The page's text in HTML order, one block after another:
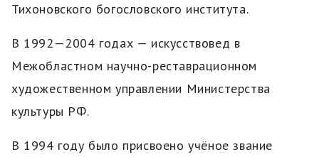
Тихоновского богословского института.
В 1992—2004 годах — искусствовед в
Межобластном научно-реставрационном
художественном управлении Министерства
культуры РФ.
В 1994 году было присвоено учёное звание